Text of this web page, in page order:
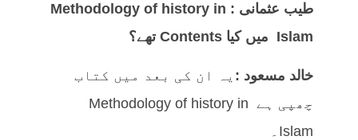
طیب عثمانی : Methodology of history in
Islam میں کیاContents تھے؟
خالد مسعود : یہ ان کی بعد میں کتاب
چھپی ہے Methodology of history in
Islam۔